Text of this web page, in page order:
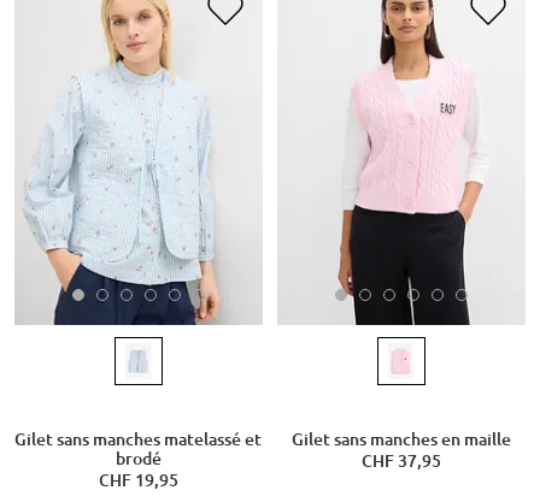
Gilet sans manches matelassé et
brodé
CHF 19,95
Gilet sans manches en maille
CHF 37,95